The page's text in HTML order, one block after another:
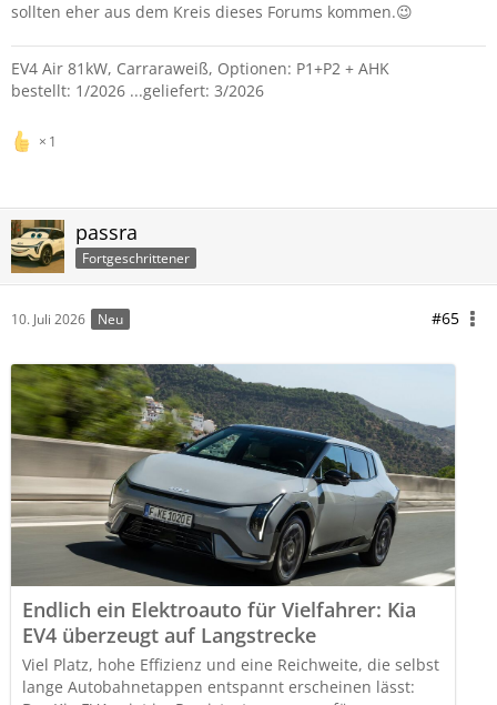
sollten eher aus dem Kreis dieses Forums kommen.😉
EV4 Air 81kW, Carraraweiß, Optionen: P1+P2 + AHK
bestellt: 1/2026 ...geliefert: 3/2026
1
passra
Fortgeschrittener
10. Juli 2026 Neu #65
Endlich ein Elektroauto für Vielfahrer: Kia
EV4 überzeugt auf Langstrecke
Viel Platz, hohe Effizienz und eine Reichweite, die selbst
lange Autobahnetappen entspannt erscheinen lässt: